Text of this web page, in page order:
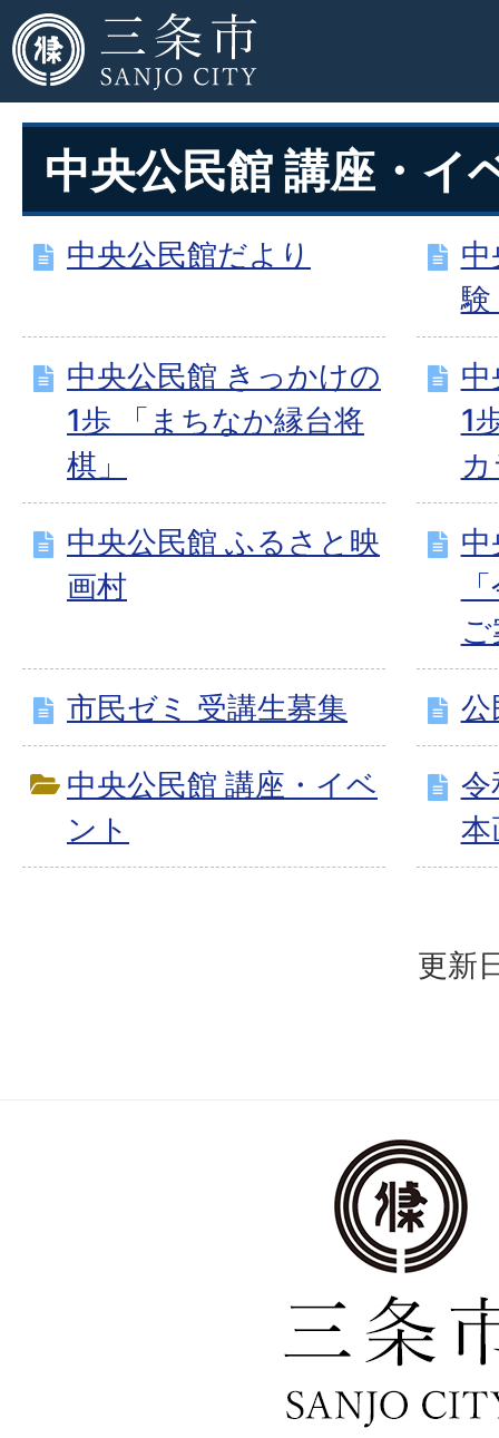
中央公民館 講座・イ
中央公民館だより
験
中央公民館 きっかけの
1歩 「まちなか縁台将
棋」
1
中央公民館 ふるさと映
画村
市民ゼミ 受講生募集 公
中央公民館 講座・イベ
ント
令
本
更新